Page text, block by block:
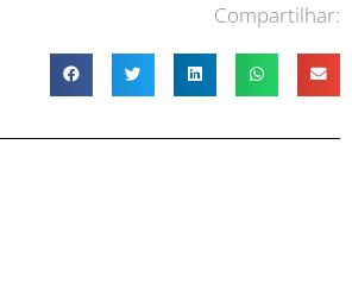
Compartilhar: